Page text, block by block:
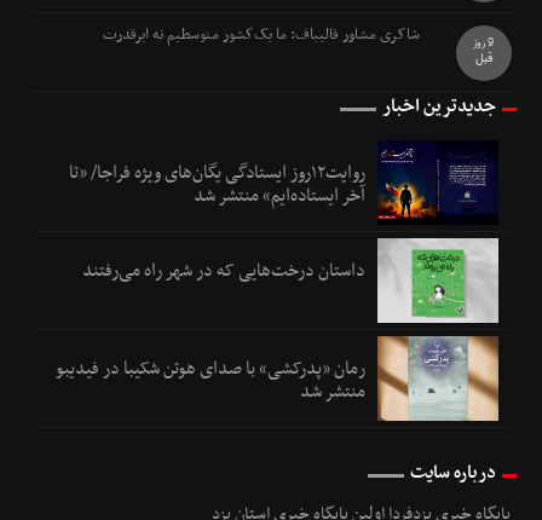
شاکری مشاور قالیباف: ما یک‌کشور متوسطیم نه ابرقدرت
9 روز
قبل
جدیدترین اخبار
روایت۱۲روز ایستادگی یگان‌های ویژه فراجا/ «تا
آخر ایستاده‌ایم» منتشر شد
داستان درخت‌هایی که در شهر راه می‌رفتند
رمان «پدرکشی» با صدای هوتن شکیبا در فیدیبو
منتشر شد
درباره سایت